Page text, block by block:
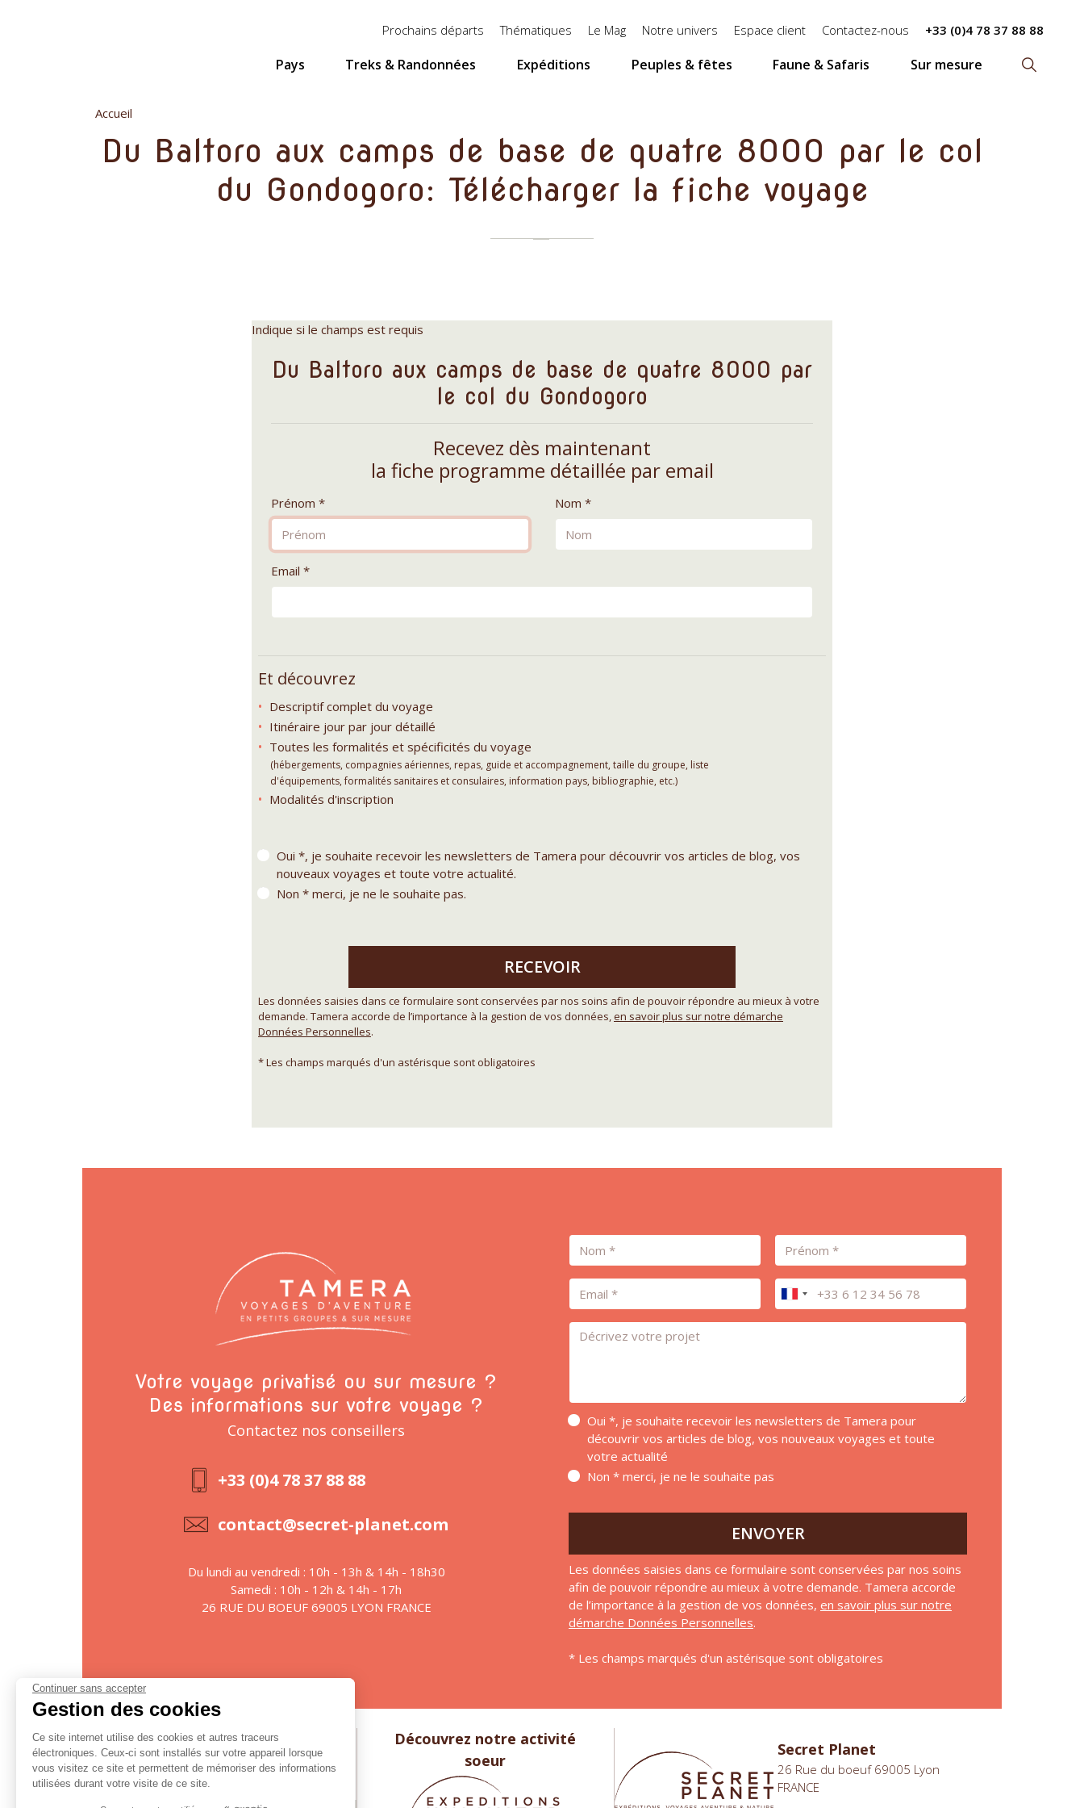
Menu
Prochains départs Thématiques Le Mag Notre univers Espace client Contactez-nous +33 (0)4 78 37 88 88
Pays Treks & Randonnées Expéditions Peuples & fêtes Faune & Safaris Sur mesure
Accueil
Du Baltoro aux camps de base de quatre 8000 par le col
du Gondogoro: Télécharger la fiche voyage
Indique si le champs est requis
Du Baltoro aux camps de base de quatre 8000 par
le col du Gondogoro
Recevez dès maintenant
la fiche programme détaillée par email
Prénom * Nom *
Email *
Et découvrez
Descriptif complet du voyage
Itinéraire jour par jour détaillé
Toutes les formalités et spécificités du voyage
(hébergements, compagnies aériennes, repas, guide et accompagnement, taille du groupe, liste
d'équipements, formalités sanitaires et consulaires, information pays, bibliographie, etc.)
Modalités d'inscription
Oui *, je souhaite recevoir les newsletters de Tamera pour découvrir vos articles de blog, vos
nouveaux voyages et toute votre actualité.
Non * merci, je ne le souhaite pas.
RECEVOIR
Les données saisies dans ce formulaire sont conservées par nos soins afin de pouvoir répondre au mieux à votre
demande. Tamera accorde de l’importance à la gestion de vos données,en savoir plus sur notre démarche
Données Personnelles.
* Les champs marqués d'un astérisque sont obligatoires
Votre voyage privatisé ou sur mesure ?
Des informations sur votre voyage ?
Contactez nos conseillers
+33 (0)4 78 37 88 88
contact@secret-planet.com
Du lundi au vendredi : 10h - 13h & 14h - 18h30
Samedi : 10h - 12h & 14h - 17h
26 RUE DU BOEUF 69005 LYON FRANCE
Nom Prénom
Email Téléphone
Message *
Oui *, je souhaite recevoir les newsletters de Tamera pour
découvrir vos articles de blog, vos nouveaux voyages et toute
votre actualité
Non * merci, je ne le souhaite pas
ENVOYER
Les données saisies dans ce formulaire sont conservées par nos soins
afin de pouvoir répondre au mieux à votre demande. Tamera accorde
de l’importance à la gestion de vos données, en savoir plus sur notre
démarche Données Personnelles.
* Les champs marqués d'un astérisque sont obligatoires
Suivez-nous
Découvrez notre activité
soeur
Secret Planet
26 Rue du boeuf 69005 Lyon
FRANCE
Continuer sans accepter
Gestion des cookies
Ce site internet utilise des cookies et autres traceurs
électroniques. Ceux-ci sont installés sur votre appareil lorsque
vous visitez ce site et permettent de mémoriser des informations
utilisées durant votre visite de ce site.